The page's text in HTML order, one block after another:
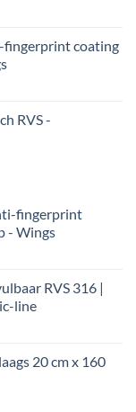
fingerprint coating
RVS -
fingerprint
- Wings
RVS 316 |
line
20 cm x 160